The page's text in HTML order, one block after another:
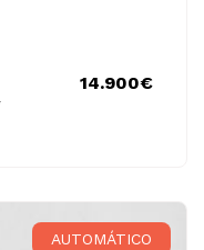
14.900€
AUTOMÁTICO